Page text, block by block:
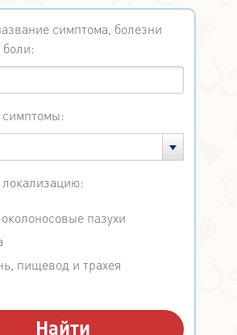
симптома, болезни
пазухи
пищевод и трахея